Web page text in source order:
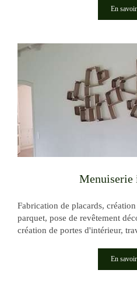
En
Menuiserie
Fabrication de placards,
parquet, pose de revêtement
création de portes d'intérieur,
En